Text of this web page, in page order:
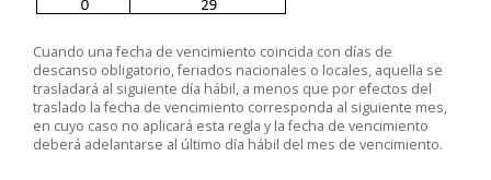
Cuando una fecha de vencimiento coincida con días de
descanso obligatorio, feriados nacionales o locales, aquella se
trasladará al siguiente día hábil, a menos que por efectos del
traslado la fecha de vencimiento corresponda al siguiente mes,
en cuyo caso no aplicará esta regla y la fecha de vencimiento
deberá adelantarse al último día hábil del mes de vencimiento.